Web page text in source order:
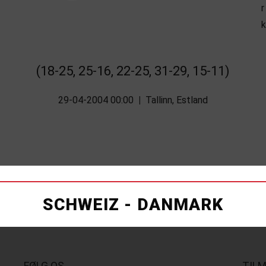
(18-25, 25-16, 22-25, 31-29, 15-11)
29-04-2004 00:00 Tallinn, Estland
SCHWEIZ - DANMARK